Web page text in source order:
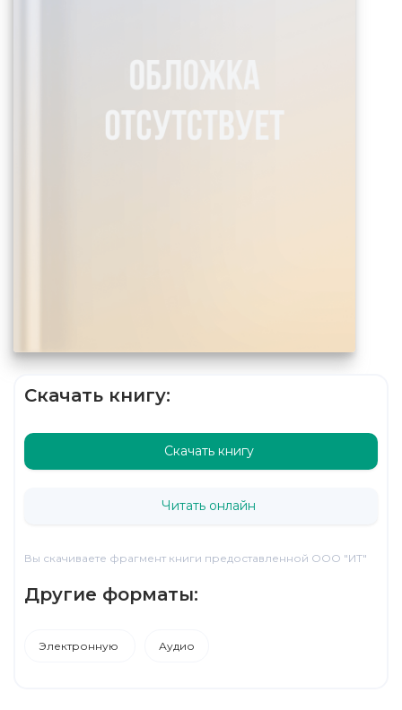
Скачать книгу:
Скачать книгу
Читать онлайн
Вы скачиваете фрагмент книги предоставленной ООО "ИТ"
Другие форматы:
Электронную Аудио